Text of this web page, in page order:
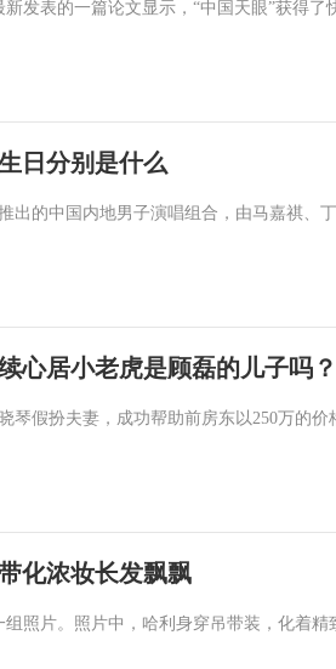
发表的一篇论文显示，“中国天眼”获得
日分别是什么
出的中国内地男子演唱组合，由马嘉祺、
心居小老虎是顾磊的儿子吗？
琴假扮夫妻，成功帮助前房东以250万的
化浓妆长发飘飘
照片。照片中，哈利身穿吊带装，化着